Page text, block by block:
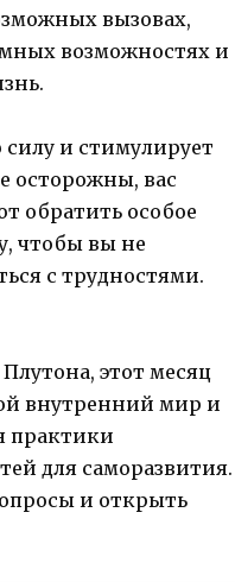
вызовах,
возможностях и
и стимулирует
осторожны, вас
обратить особое
чтобы вы не
с трудностями.
этот месяц
внутренний мир и
практики
для саморазвития.
и открыть